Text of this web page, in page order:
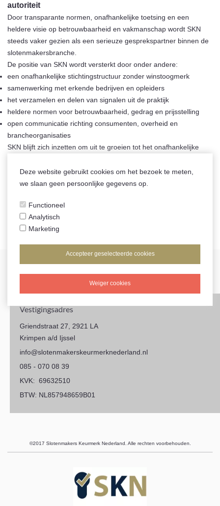
autoriteit
Door transparante normen, onafhankelijke toetsing en een
heldere visie op betrouwbaarheid en vakmanschap wordt SKN
steeds vaker gezien als een serieuze gesprekspartner binnen de
slotenmakersbranche.
De positie van SKN wordt versterkt door onder andere:
een onafhankelijke stichtingstructuur zonder winstoogmerk
samenwerking met erkende bedrijven en opleiders
het verzamelen en delen van signalen uit de praktijk
heldere normen voor betrouwbaarheid, gedrag en prijsstelling
open communicatie richting consumenten, overheid en
brancheorganisaties
SKN blijft zich inzetten om uit te groeien tot het onafhankelijke
een veilige, eerlijke en transparante markt waarin consumenten
worden beschermd en betrouwbare slotenmakers zich kunnen
Vestigingsadres
Griendstraat 27, 2921 LA
Krimpen a/d Ijssel
info@slotenmakerskeurmerknederland.nl
085 - 070 08 39
KVK: 69632510
BTW: NL857948659B01
©2017 Slotenmakers Keurmerk Nederland. Alle rechten voorbehouden.
Deze website gebruikt cookies om het bezoek te meten,
we slaan geen persoonlijke gegevens op.
Functioneel
Analytisch
Marketing
Accepteer geselecteerde cookies
Weiger cookies